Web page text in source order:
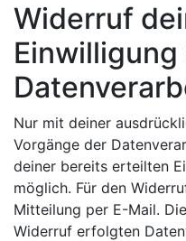
Widerruf
Einwilligung
Nur mit deiner
Vorgänge der
deiner bereits erteilten
möglich. Für den
Mitteilung per E-Mail.
Widerruf erfolgten